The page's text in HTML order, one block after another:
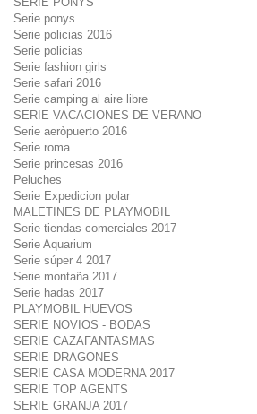
Serie ponys
Serie policias 2016
Serie policias
Serie fashion girls
Serie safari 2016
Serie camping al aire libre
SERIE VACACIONES DE VERANO
Serie aeròpuerto 2016
Serie roma
Serie princesas 2016
Peluches
Serie Expedicion polar
MALETINES DE PLAYMOBIL
Serie tiendas comerciales 2017
Serie Aquarium
Serie súper 4 2017
Serie montaña 2017
Serie hadas 2017
PLAYMOBIL HUEVOS
SERIE NOVIOS - BODAS
SERIE CAZAFANTASMAS
SERIE DRAGONES
SERIE CASA MODERNA 2017
SERIE TOP AGENTS
SERIE GRANJA 2017